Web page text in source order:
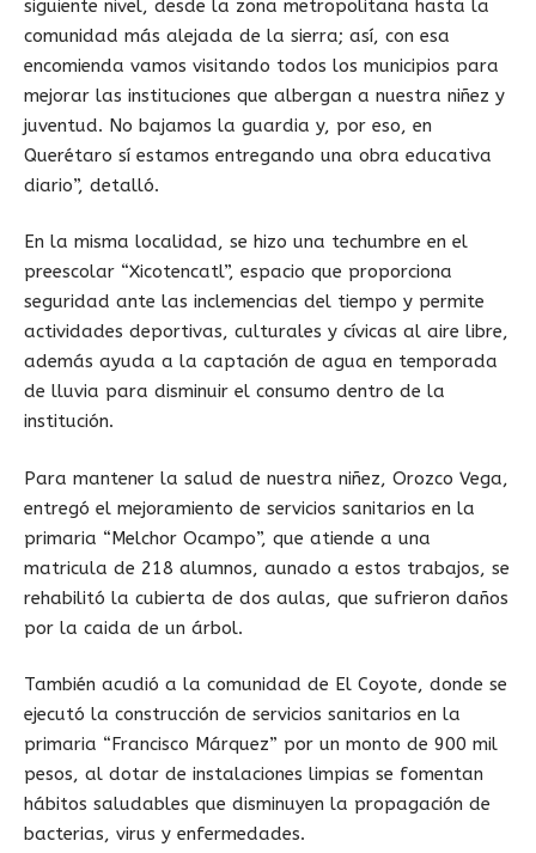
siguiente nivel, desde la zona metropolitana hasta la
comunidad más alejada de la sierra; así, con esa
encomienda vamos visitando todos los municipios para
mejorar las instituciones que albergan a nuestra niñez y
juventud. No bajamos la guardia y, por eso, en
Querétaro sí estamos entregando una obra educativa
diario”, detalló.
En la misma localidad, se hizo una techumbre en el
preescolar “Xicotencatl”, espacio que proporciona
seguridad ante las inclemencias del tiempo y permite
actividades deportivas, culturales y cívicas al aire libre,
además ayuda a la captación de agua en temporada
de lluvia para disminuir el consumo dentro de la
institución.
Para mantener la salud de nuestra niñez, Orozco Vega,
entregó el mejoramiento de servicios sanitarios en la
primaria “Melchor Ocampo”, que atiende a una
matricula de 218 alumnos, aunado a estos trabajos, se
rehabilitó la cubierta de dos aulas, que sufrieron daños
por la caida de un árbol.
También acudió a la comunidad de El Coyote, donde se
ejecutó la construcción de servicios sanitarios en la
primaria “Francisco Márquez” por un monto de 900 mil
pesos, al dotar de instalaciones limpias se fomentan
hábitos saludables que disminuyen la propagación de
bacterias, virus y enfermedades.